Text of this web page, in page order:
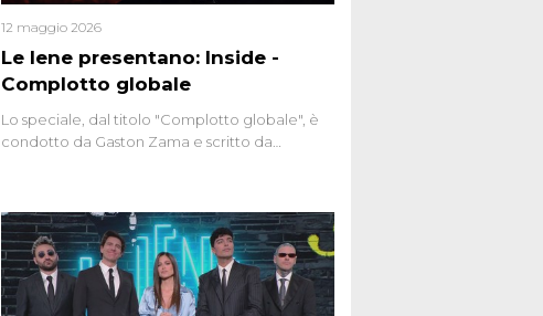
Le Iene presentano: Inside -
Complotto globale
12 maggio 2026
Lo speciale, dal titolo "Complotto globale", è
condotto da Gaston Zama e scritto da
alternative, dei sospetti globali e del
complottismo che negli ultimi anni hanno
invaso social network, talk show, piazze digitali
e immaginario collettivo.